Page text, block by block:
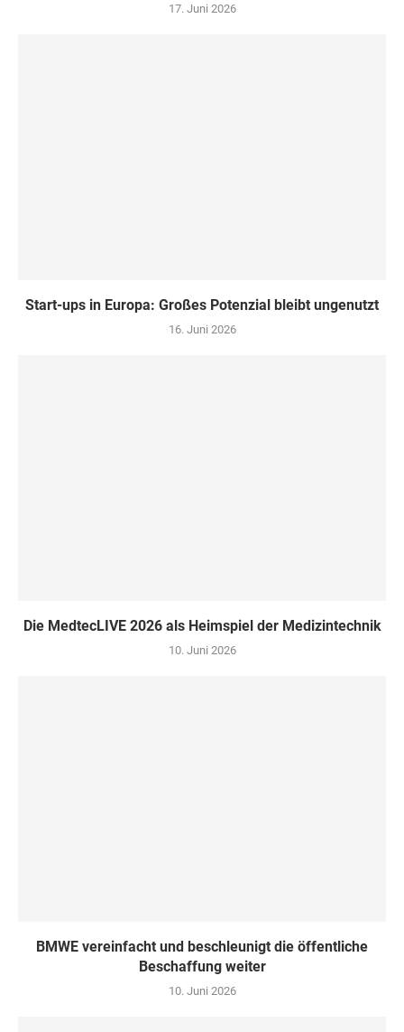
17. Juni 2026
Start-ups in Europa: Großes Potenzial bleibt ungenutzt
16. Juni 2026
Die MedtecLIVE 2026 als Heimspiel der Medizintechnik
10. Juni 2026
BMWE vereinfacht und beschleunigt die öffentliche
Beschaffung weiter
10. Juni 2026